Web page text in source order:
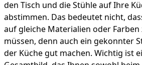
den Tisch und die Stühle auf Ihre
abstimmen. Das bedeutet nicht,
auf gleiche Materialien oder
müssen, denn auch ein gekonnter
der Küche gut machen. Wichtig ist